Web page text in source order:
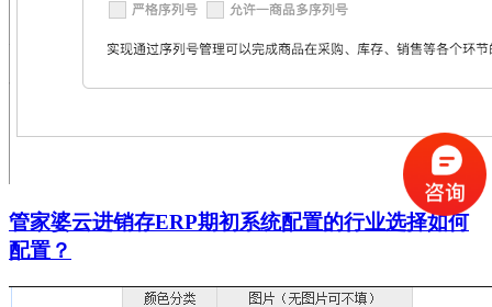
管家婆云进销存ERP期初系统配置的行业选择如何
配置？